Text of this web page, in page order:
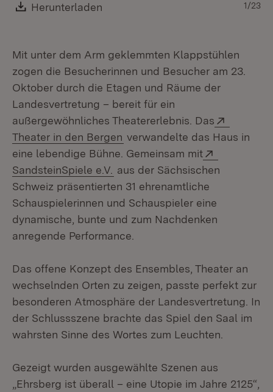
Download:
Herunterladen 1/23
Mit unter dem Arm geklemmten Klappstühlen
zogen die Besucherinnen und Besucher am 23.
Oktober durch die Etagen und Räume der
Landesvertretung – bereit für ein
außergewöhnliches Theatererlebnis. Das
Theater in den Bergen (Öffnet in neuem Fenster)
verwandelte das Haus in
eine lebendige Bühne. Gemeinsam mit
SandsteinSpiele e.V. (Öffnet in neuem Fenster)
aus der Sächsischen
Schweiz präsentierten 31 ehrenamtliche
Schauspielerinnen und Schauspieler eine
dynamische, bunte und zum Nachdenken
anregende Performance.
Das offene Konzept des Ensembles, Theater an
wechselnden Orten zu zeigen, passte perfekt zur
besonderen Atmosphäre der Landesvertretung. In
der Schlussszene brachte das Spiel den Saal im
wahrsten Sinne des Wortes zum Leuchten.
Gezeigt wurden ausgewählte Szenen aus
„Ehrsberg ist überall – eine Utopie im Jahre 2125“,